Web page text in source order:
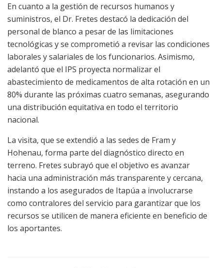
En cuanto a la gestión de recursos humanos y
suministros, el Dr. Fretes destacó la dedicación del
personal de blanco a pesar de las limitaciones
tecnológicas y se comprometió a revisar las condiciones
laborales y salariales de los funcionarios. Asimismo,
adelantó que el IPS proyecta normalizar el
abastecimiento de medicamentos de alta rotación en un
80% durante las próximas cuatro semanas, asegurando
una distribución equitativa en todo el territorio
nacional.
La visita, que se extendió a las sedes de Fram y
Hohenau, forma parte del diagnóstico directo en
terreno. Fretes subrayó que el objetivo es avanzar
hacia una administración más transparente y cercana,
instando a los asegurados de Itapúa a involucrarse
como contralores del servicio para garantizar que los
recursos se utilicen de manera eficiente en beneficio de
los aportantes.